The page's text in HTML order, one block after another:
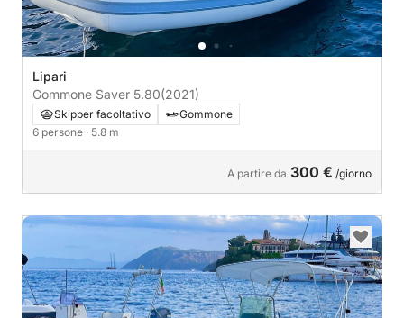
Lipari
Gommone Saver 5.80(2021)
Skipper facoltativo
Gommone
6 persone · 5.8 m
A partire da 300 € /giorno